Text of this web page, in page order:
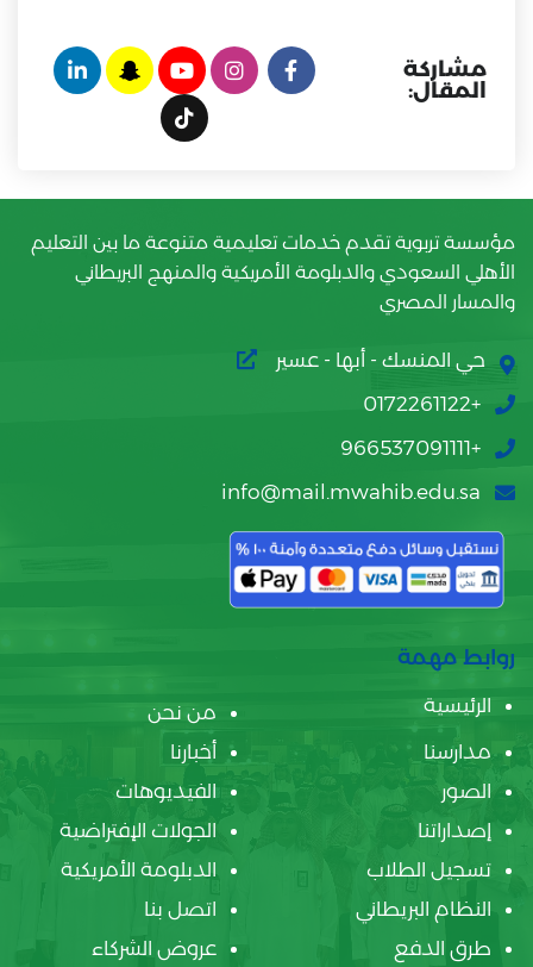
مشاركة
المقال:
مؤسسة تربوية تقدم خدمات تعليمية متنوعة ما بين التعليم
الأهلي السعودي والدبلومة الأمريكية والمنهج البريطاني
والمسار المصري
حي المنسك - أبها - عسير
+0172261122
+966537091111
info@mail.mwahib.edu.sa
روابط مهمة
الرئيسية
من نحن
مدارسنا
أخبارنا
الصور
الفيديوهات
إصداراتنا
الجولات الإفتراضية
تسجيل الطلاب
الدبلومة الأمريكية
النظام البريطاني
اتصل بنا
طرق الدفع
عروض الشركاء